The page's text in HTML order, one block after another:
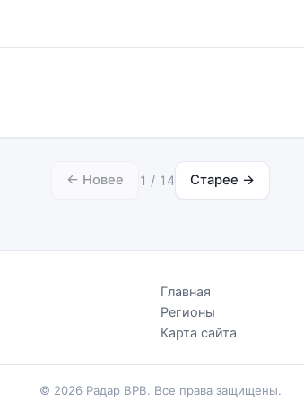
← Новее 1 / 14 Старее →
Главная
Регионы
Карта сайта
© 2026 Радар ВРВ. Все права защищены.